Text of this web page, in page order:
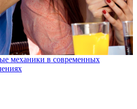
механики в современных